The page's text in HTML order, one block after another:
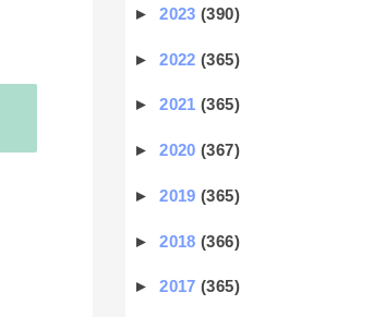
►2023(390)
►2022(365)
►2021(365)
►2020(367)
►2019(365)
►2018(366)
►2017(365)